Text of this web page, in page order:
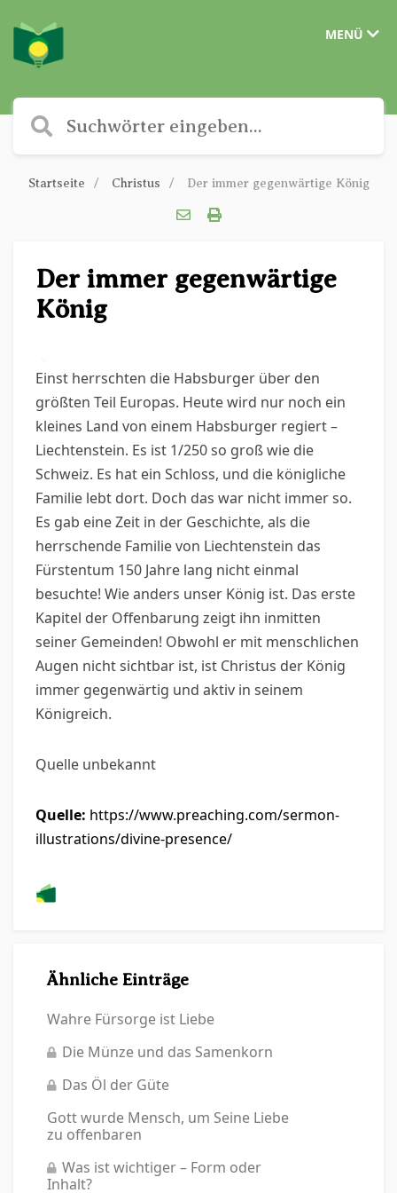
MENÜ
Startseite Christus Der immer gegenwärtige König
Der immer gegenwärtige
König
Einst herrschten die Habsburger über den
größten Teil Europas. Heute wird nur noch ein
kleines Land von einem Habsburger regiert –
Liechtenstein. Es ist 1/250 so groß wie die
Schweiz. Es hat ein Schloss, und die königliche
Familie lebt dort. Doch das war nicht immer so.
Es gab eine Zeit in der Geschichte, als die
herrschende Familie von Liechtenstein das
Fürstentum 150 Jahre lang nicht einmal
besuchte! Wie anders unser König ist. Das erste
Kapitel der Offenbarung zeigt ihn inmitten
seiner Gemeinden! Obwohl er mit menschlichen
Augen nicht sichtbar ist, ist Christus der König
immer gegenwärtig und aktiv in seinem
Königreich.
Quelle unbekannt
Quelle: https://www.preaching.com/sermon-
illustrations/divine-presence/
Ähnliche Einträge
Wahre Fürsorge ist Liebe
Die Münze und das Samenkorn
Das Öl der Güte
Gott wurde Mensch, um Seine Liebe
zu offenbaren
Was ist wichtiger – Form oder
Inhalt?